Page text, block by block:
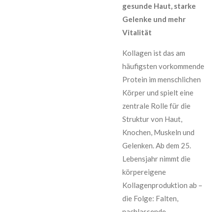
gesunde Haut, starke
Gelenke und mehr
Vitalität
Kollagen ist das am
häufigsten vorkommende
Protein im menschlichen
Körper und spielt eine
zentrale Rolle für die
Struktur von Haut,
Knochen, Muskeln und
Gelenken. Ab dem 25.
Lebensjahr nimmt die
körpereigene
Kollagenproduktion ab –
die Folge: Falten,